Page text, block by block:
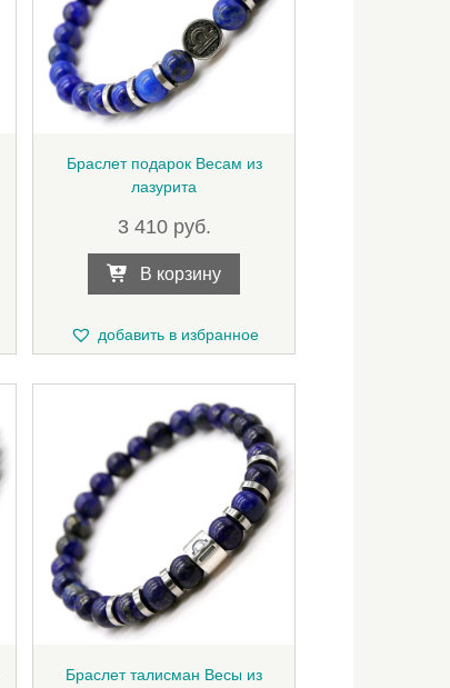
Браслет подарок Весам из
лазурита
3 410 руб.
В корзину
добавить в избранное
Браслет талисман Весы из